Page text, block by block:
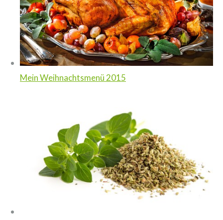
Mein Weihnachtsmenü 2015